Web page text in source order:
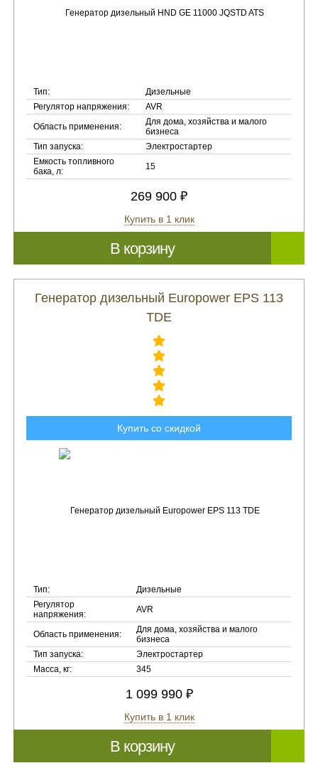
Тип:
Дизельные
Регулятор напряжения:
AVR
Область применения:
Для дома, хозяйства и малого
бизнеса
Тип запуска:
Электростартер
Емкость топливного
бака, л:
15
269 900 ₽
Купить в 1 клик
В корзину
Генератор дизельный Europower EPS 113
TDE
Купить со скидкой
Тип:
Дизельные
Регулятор
напряжения:
AVR
Область применения:
Для дома, хозяйства и малого
бизнеса
Тип запуска:
Электростартер
Масса, кг:
345
1 099 990 ₽
Купить в 1 клик
В корзину